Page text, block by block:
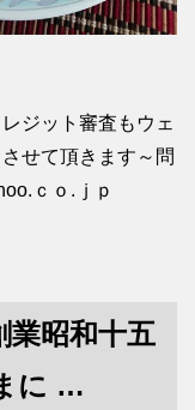
ジット審査もウェ
せて頂きます～問
ｃｏ.ｊｐ
業昭和十五
に …